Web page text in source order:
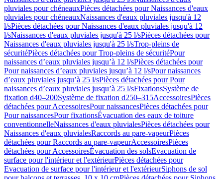
pluviales pour chéneauxPièces détachées pour Naissances d'eaux
pluviales pour chéneauxNaissances d'eaux pluviales jusqu'à 12
l/sPièces détachées pour Naissances d'eaux pluviales jusqu'à 12
l/sNaissances d'eaux pluviales jusqu'à 25 l/sPièces détachées pour
Naissances d'eaux pluviales jusqu'à 25 l/sTrop-pleins de
sécuritéPièces détachées pour Trop-pleins de sécuritéPour
naissances d’eaux pluviales jusqu’à 12 l/sPièces détachées pour
Pour naissances d’eaux pluviales jusqu’à 12 l/sPour naissances
d’eaux pluviales jusqu’à 25 l/sPièces détachées pour Pour
naissances d’eaux pluviales jusqu’à 25 l/sFixationsSystème de
fixation d40–200Système de fixation d250–315AccessoiresPièces
détachées pour AccessoiresPour naissancesPièces détachées pour
Pour naissancesPour fixationsÉvacuation des eaux de toiture
conventionnelleNaissances d'eaux pluvialesPièces détachées pour
Naissances d'eaux pluvialesRaccords au pare-vapeurPièces
détachées pour Raccords au pare-vapeurAccessoiresPièces
détachées pour AccessoiresÉvacuation des solsEvacuation de
surface pour l'intérieur et l'extérieurPièces détachées pour
Evacuation de surface pour l'intérieur et l'extérieurSiphons de sol